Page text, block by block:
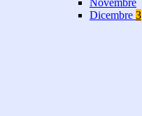
Novembre
Dicembre 3